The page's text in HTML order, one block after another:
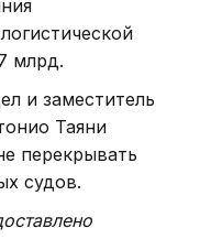
млрд.
и заместитель
Таяни
перекрывать
судов.